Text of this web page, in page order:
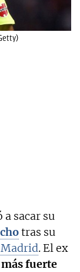
a sacar su
tras su
. El ex
más fuerte